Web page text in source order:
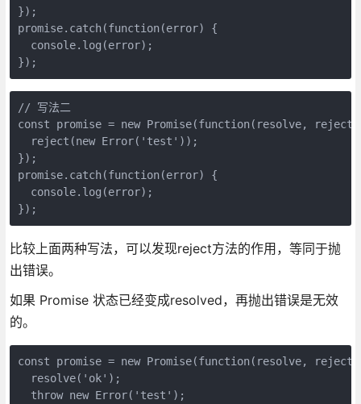
});
promise.catch(function(error) {
  console.log(error);
});
// 写法二
const promise = new Promise(function(resolve,
  reject(new Error('test'));
});
promise.catch(function(error) {
  console.log(error);
});
比较上面两种写法，可以发现reject方法的作用，等同于抛
出错误。
如果 Promise 状态已经变成resolved，再抛出错误是无效
的。
const promise = new Promise(function(resolve,
  resolve('ok');
  throw new Error('test');